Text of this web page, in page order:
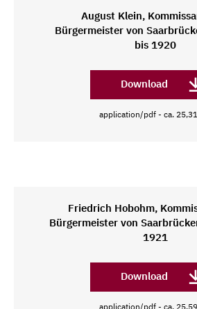
August Klein,
Bürgermeister von
bis 1920
Download
application/pdf - ca.
Friedrich Hobohm,
Bürgermeister von
1921
Download
application/pdf - ca.